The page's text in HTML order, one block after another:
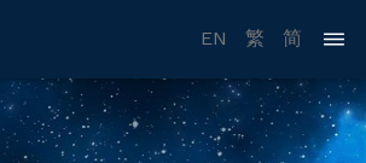
EN 繁 简